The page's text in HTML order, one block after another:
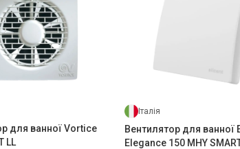
для ванної Vortice
LL
Італія
Вентилятор для ванної
Elegance 150 MHY